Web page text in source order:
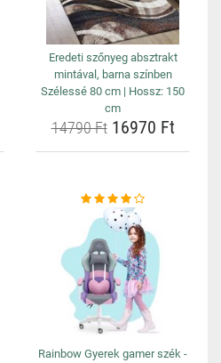
Eredeti szőnyeg absztrakt
mintával, barna színben
Szélessé 80 cm | Hossz: 150
cm
14790 Ft16970 Ft
Rainbow Gyerek gamer szék -